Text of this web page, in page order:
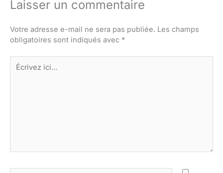
Laisser un commentaire
Votre adresse e-mail ne sera pas publiée. Les champs
obligatoires sont indiqués avec *
Écrivez
ici…